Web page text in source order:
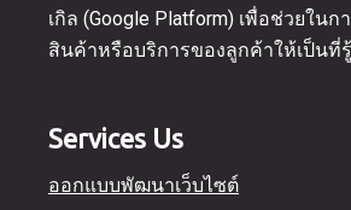
เกิล (Google Platform) เพื่อช่วยใน
สินค้าหรือบริการของลูกค้าให้เป็นที่
Services Us
ออกแบบพัฒนาเว็บไซต์